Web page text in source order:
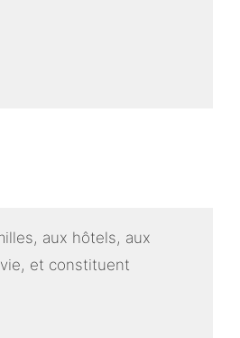
aux hôtels, aux
et constituent